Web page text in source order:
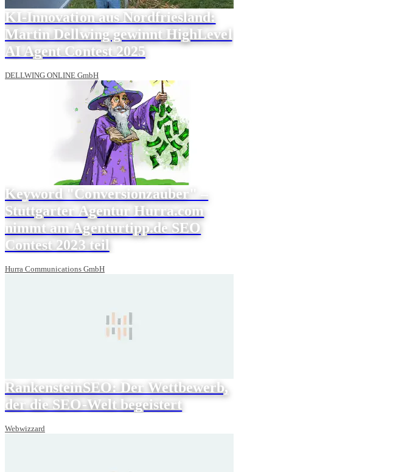
KI-Innovation aus Nordfriesland:
Martin Dellwing gewinnt HighLevel
AI Agent Contest 2025
DELLWING ONLINE GmbH
Keyword "Conversionzauber" –
Stuttgarter Agentur Hurra.com
nimmt am Agenturtipp.de SEO
Contest 2023 teil
Hurra Communications GmbH
RankensteinSEO: Der Wettbewerb,
der die SEO-Welt begeistert
Webwizzard